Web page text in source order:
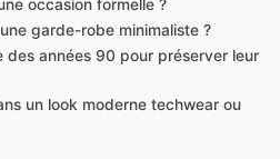
occasion formelle ?
garde-robe minimaliste ?
années 90 pour préserver leur
un look moderne techwear ou